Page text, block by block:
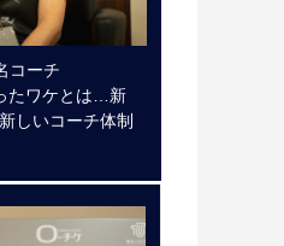
コーチ
たワケとは…新
しいコーチ体制